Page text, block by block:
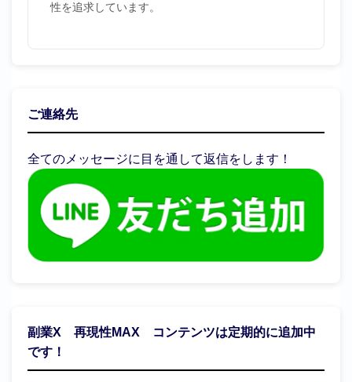
性を追求しています。
ご連絡先
全てのメッセージに目を通して返信をします！
副業X 再現性MAX コンテンツは定期的に追加中
です！